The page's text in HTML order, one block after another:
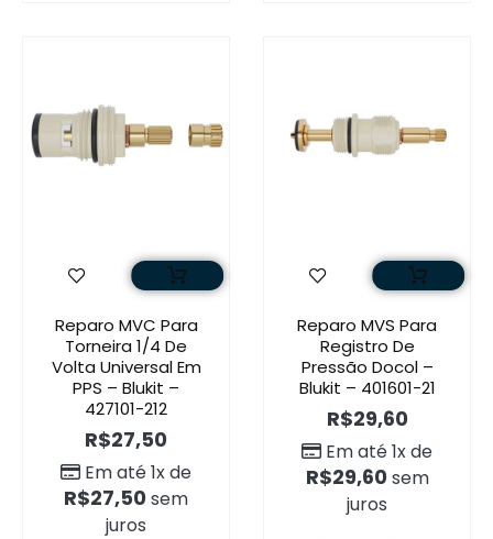
Reparo MVC Para
Torneira 1/4 De
Volta Universal Em
PPS – Blukit –
427101-212
R$27,50
Em até 1x de
R$27,50 sem
juros
Reparo MVS Para
Registro De
Pressão Docol –
Blukit – 401601-21
R$29,60
Em até 1x de
R$29,60 sem
juros